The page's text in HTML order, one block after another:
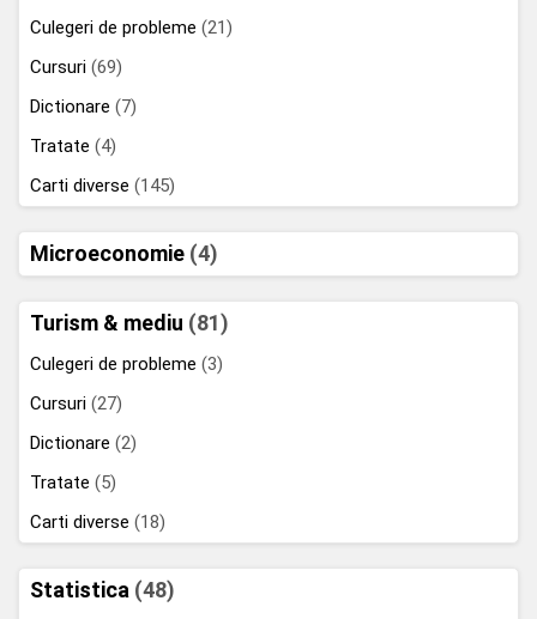
Culegeri de probleme (21)
Cursuri (69)
Dictionare (7)
Tratate (4)
Carti diverse (145)
Microeconomie (4)
Turism & mediu (81)
Culegeri de probleme (3)
Cursuri (27)
Dictionare (2)
Tratate (5)
Carti diverse (18)
Statistica (48)